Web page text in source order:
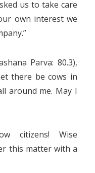
us to take care
own interest we
Parva: 80.3),
there be cows in
around me. May I
citizens! Wise
this matter with a